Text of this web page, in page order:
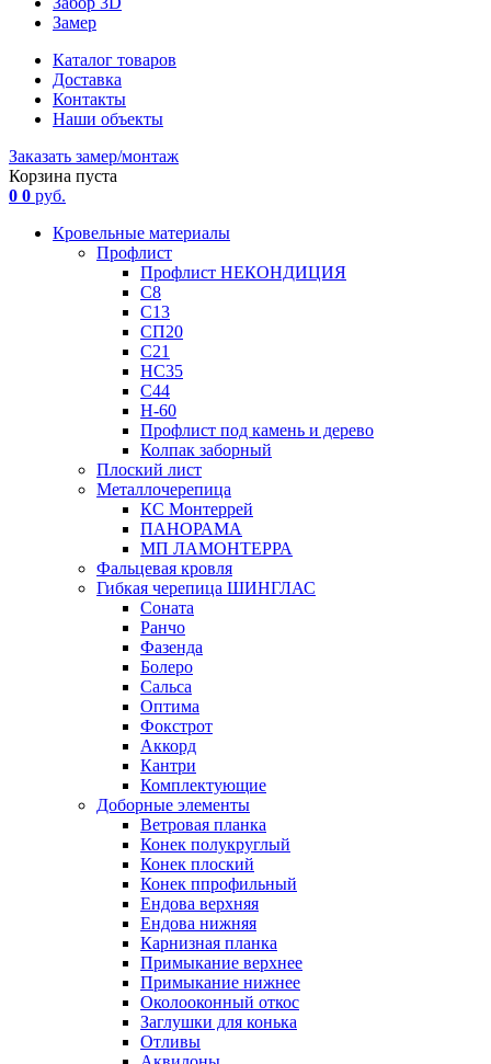
Замер
Каталог товаров
Доставка
Контакты
Наши объекты
Заказать замер/монтаж
Корзина пуста
0 0 руб.
Кровельные материалы
Профлист
Профлист НЕКОНДИЦИЯ
С8
С13
СП20
С21
НС35
С44
Н-60
Профлист под камень и дерево
Колпак заборный
Плоский лист
Металлочерепица
КС Монтеррей
ПАНОРАМА
МП ЛАМОНТЕРРА
Фальцевая кровля
Гибкая черепица ШИНГЛАС
Соната
Ранчо
Фазенда
Болеро
Сальса
Оптима
Фокстрот
Аккорд
Кантри
Комплектующие
Доборные элементы
Ветровая планка
Конек полукруглый
Конек плоский
Конек ппрофильный
Ендова верхняя
Ендова нижняя
Карнизная планка
Примыкание верхнее
Примыкание нижнее
Околооконный откос
Заглушки для конька
Отливы